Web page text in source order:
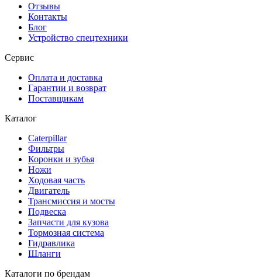
Отзывы
Контакты
Блог
Устройство спецтехники
Сервис
Оплата и доставка
Гарантии и возврат
Поставщикам
Каталог
Caterpillar
Фильтры
Коронки и зубья
Ножи
Ходовая часть
Двигатель
Трансмиссия и мосты
Подвеска
Запчасти для кузова
Тормозная система
Гидравлика
Шланги
Каталоги по брендам